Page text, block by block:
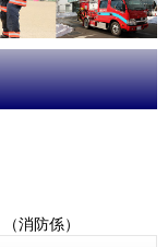
（消防係）